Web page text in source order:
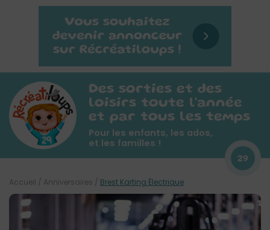
Des sorties et des
loisirs toute l'année
et par tous les temps
Pour les enfants, les ados,
et les familles !
29
Accueil / Anniversaires / Brest Karting Électrique